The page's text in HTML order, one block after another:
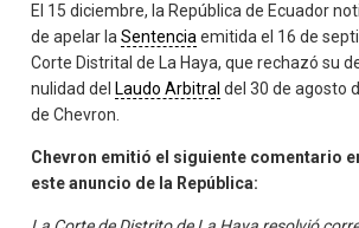
El 15 diciembre, la República de Ecuador
de apelar laSentencia emitida el 16 de
Corte Distrital de La Haya, que rechazó su
nulidad del Laudo Arbitral del 30 de agosto
de Chevron.
Chevron emitió el siguiente comentario
este anuncio de la República: